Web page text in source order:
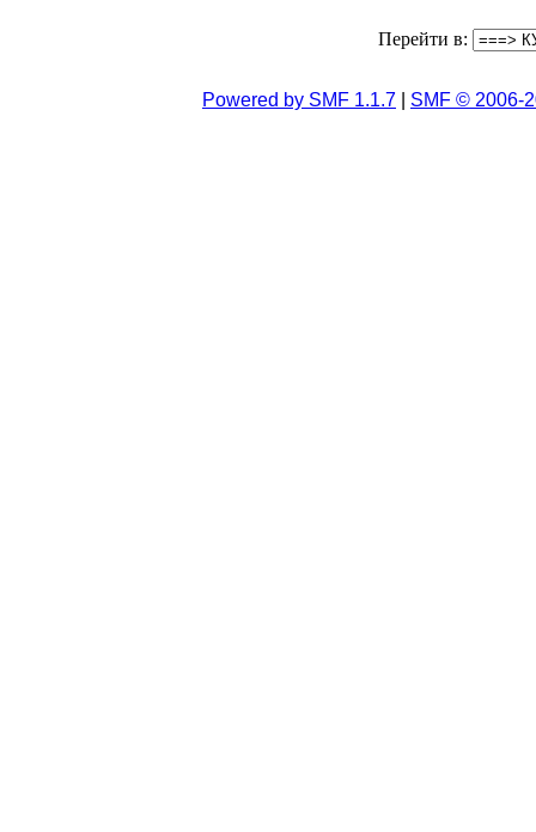
Перейти в:
Powered by SMF 1.1.7 SMF © 2006-